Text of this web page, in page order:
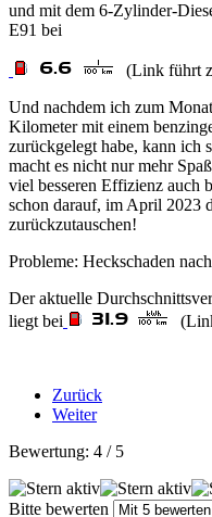
und mit dem 6-Zylinder-
E91 bei
(Link führt
Und nachdem ich zum
Kilometer mit einem
zurückgelegt habe, kann ich
macht es nicht nur mehr
viel besseren Effizienz auch
schon darauf, im April 2023
zurückzutauschen!
Probleme: Heckschaden
Der aktuelle
liegt bei
Zurück
Weiter
Bewertung: 4 / 5
Bitte bewerten